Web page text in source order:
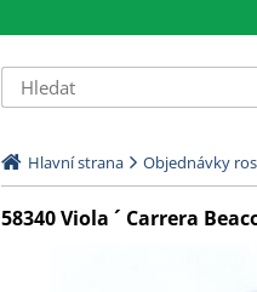
Hlavní strana Objednávky
58340 Viola ´ Carrera